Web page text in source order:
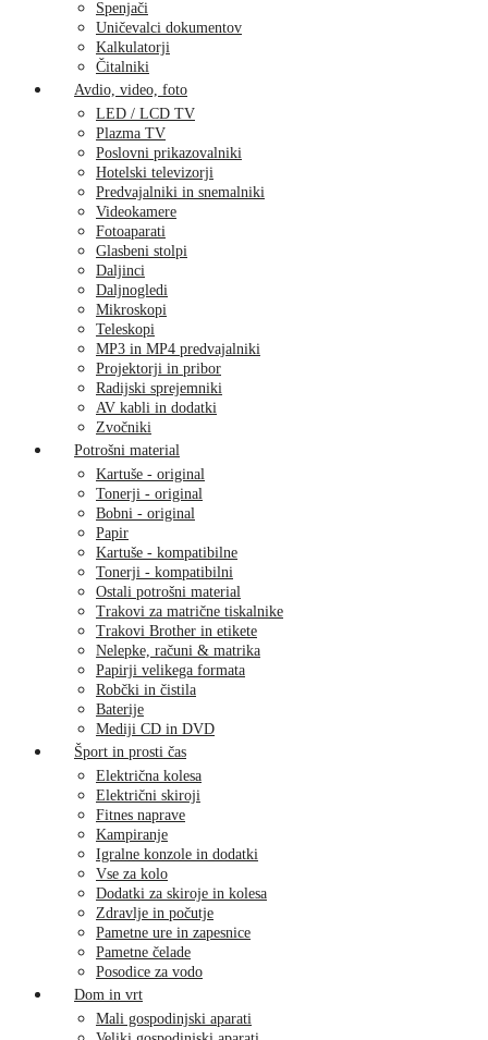
Spenjači
Uničevalci dokumentov
Kalkulatorji
Čitalniki
Avdio, video, foto
LED / LCD TV
Plazma TV
Poslovni prikazovalniki
Hotelski televizorji
Predvajalniki in snemalniki
Videokamere
Fotoaparati
Glasbeni stolpi
Daljinci
Daljnogledi
Mikroskopi
Teleskopi
MP3 in MP4 predvajalniki
Projektorji in pribor
Radijski sprejemniki
AV kabli in dodatki
Zvočniki
Potrošni material
Kartuše - original
Tonerji - original
Bobni - original
Papir
Kartuše - kompatibilne
Tonerji - kompatibilni
Ostali potrošni material
Trakovi za matrične tiskalnike
Trakovi Brother in etikete
Nelepke, računi & matrika
Papirji velikega formata
Robčki in čistila
Baterije
Mediji CD in DVD
Šport in prosti čas
Električna kolesa
Električni skiroji
Fitnes naprave
Kampiranje
Igralne konzole in dodatki
Vse za kolo
Dodatki za skiroje in kolesa
Zdravlje in počutje
Pametne ure in zapesnice
Pametne čelade
Posodice za vodo
Dom in vrt
Mali gospodinjski aparati